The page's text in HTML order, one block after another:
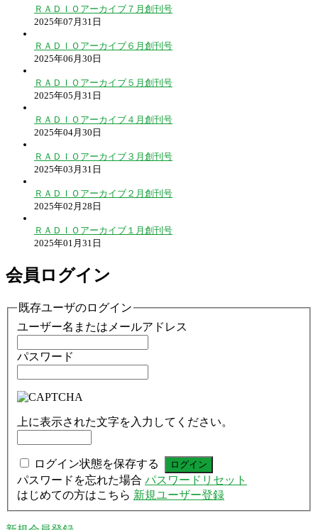
ＲＡＤＩＯアーカイブ７月創刊号
2025年07月31日
ＲＡＤＩＯアーカイブ６月創刊号
2025年06月30日
ＲＡＤＩＯアーカイブ５月創刊号
2025年05月31日
ＲＡＤＩＯアーカイブ４月創刊号
2025年04月30日
ＲＡＤＩＯアーカイブ３月創刊号
2025年03月31日
ＲＡＤＩＯアーカイブ２月創刊号
2025年02月28日
ＲＡＤＩＯアーカイブ１月創刊号
2025年01月31日
会員ログイン
既存ユーザのログイン
ユーザー名またはメールアドレス
パスワード
上に表示された文字を入力してください。
ログイン状態を保存する
パスワードを忘れた場合 パスワードリセット
はじめての方はこちら 新規ユーザー登録